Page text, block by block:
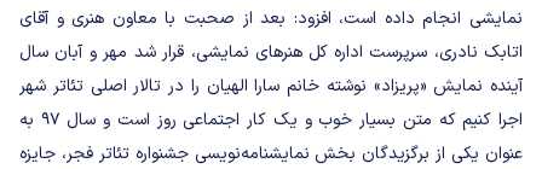
نمایشی انجام داده است، افزود: بعد از صحبت با معاون هنری و آقای
اتابک نادری، سرپرست اداره کل هنرهای نمایشی، قرار شد مهر و آبان سال
آینده نمایش «پریزاد» نوشته خانم سارا الهیان را در تالار اصلی تئاتر شهر
اجرا کنیم که متن بسیار خوب و یک کار اجتماعی روز است و سال ۹۷ به
عنوان یکی از برگزیدگان بخش نمایشنامه‌نویسی جشنواره تئاتر فجر، جایزه